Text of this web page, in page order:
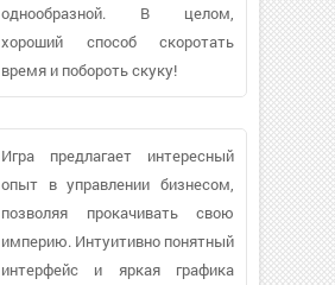
однообразной. В целом,
хороший способ скоротать
время и побороть скуку!
Игра предлагает интересный
опыт в управлении бизнесом,
позволяя прокачивать свою
империю. Интуитивно понятный
интерфейс и яркая графика